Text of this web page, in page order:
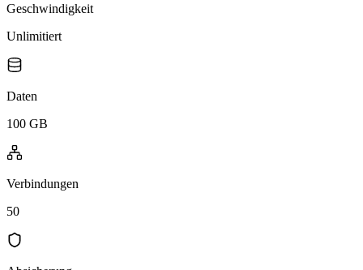
Geschwindigkeit
Unlimitiert
Daten
100 GB
Verbindungen
50